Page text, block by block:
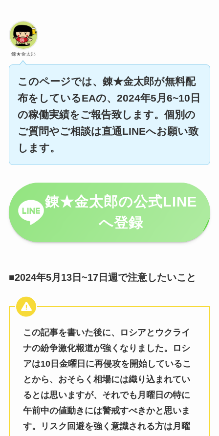
錬★金太郎
このページでは、錬★金太郎が無料配
布をしているEAの、2024年5月6~10日
の稼働実績をご報告致します。個別の
ご質問やご相談は直通LINEへお願い致
します。
錬★金太郎の公式LINE
へ登録
■2024年5月13日~17日週で注意したいこと
この記事を書いた後に、ロシアとウクライ
ナの紛争激化報道が強くなりました。ロシ
アは10日金曜日に再侵攻を開始しているこ
とから、おそらく相場には織り込まれてい
るとは思いますが、それでも月曜日の特に
午前中の値動きには警戒すべきかと思いま
す。リスク回避を強く意識される方は月曜